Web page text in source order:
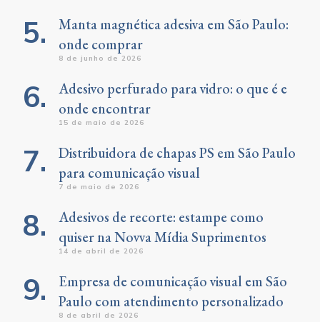
Manta magnética adesiva em São Paulo:
onde comprar
8 de junho de 2026
Adesivo perfurado para vidro: o que é e
onde encontrar
15 de maio de 2026
Distribuidora de chapas PS em São Paulo
para comunicação visual
7 de maio de 2026
Adesivos de recorte: estampe como
quiser na Novva Mídia Suprimentos
14 de abril de 2026
Empresa de comunicação visual em São
Paulo com atendimento personalizado
8 de abril de 2026